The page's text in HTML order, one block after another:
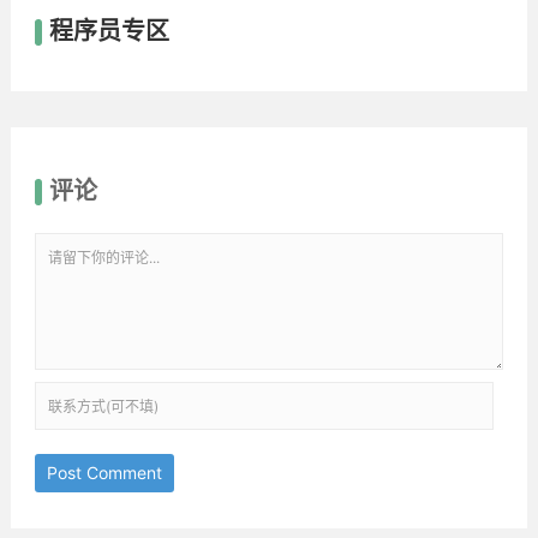
程序员专区
评论
Post Comment